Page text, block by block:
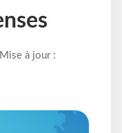
à jour :